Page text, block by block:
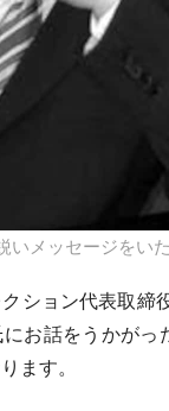
いメッセージをい
ション代表取締
お話をうかがっ
ます。